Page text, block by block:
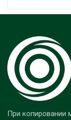
При копировании